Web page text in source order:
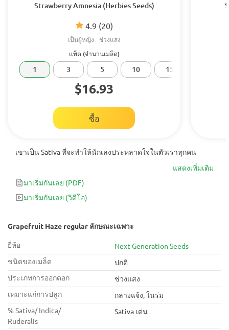
Strawberry Amnesia (Herbies Seeds)
4.9 (20)
เป็นผู้หญิง ช่วงแสง
แพ็ค (จำนวนเมล็ด)
1 3 5 10 15
$16.93
ซื้อ
เขาเป็น Sativa ที่จะทำให้นักเลงประหลาดใจในตัวเราทุกคน
แสดงเพิ่มเติม
มาเริ่มกันเลย (PDF)
มาเริ่มกันเลย (วิดีโอ)
Grapefruit Haze regular ลักษณะเฉพาะ
ยี่ห้อ
Next Generation Seeds
ชนิดของเมล็ด
ปกติ
ประเภทการออกดอก
ช่วงแสง
เหมาะแก่การปลูก
กลางแจ้ง, ในร่ม
% Sativa/ Indica/
Ruderalis
Sativa เด่น